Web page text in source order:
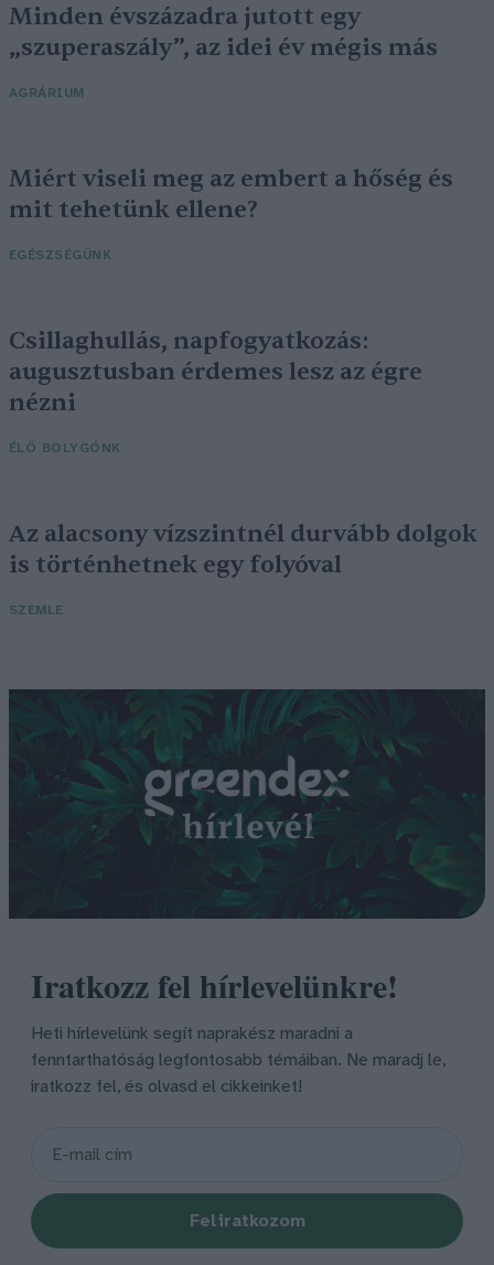
Minden évszázadra jutott egy
„szuperaszály”, az idei év mégis más
AGRÁRIUM
Miért viseli meg az embert a hőség és
mit tehetünk ellene?
EGÉSZSÉGÜNK
Csillaghullás, napfogyatkozás:
augusztusban érdemes lesz az égre
nézni
ÉLŐ BOLYGÓNK
Az alacsony vízszintnél durvább dolgok
is történhetnek egy folyóval
SZEMLE
Iratkozz fel hírlevelünkre!
Heti hírlevelünk segít naprakész maradni a
fenntarthatóság legfontosabb témáiban. Ne maradj le,
iratkozz fel, és olvasd el cikkeinket!
Feliratkozom